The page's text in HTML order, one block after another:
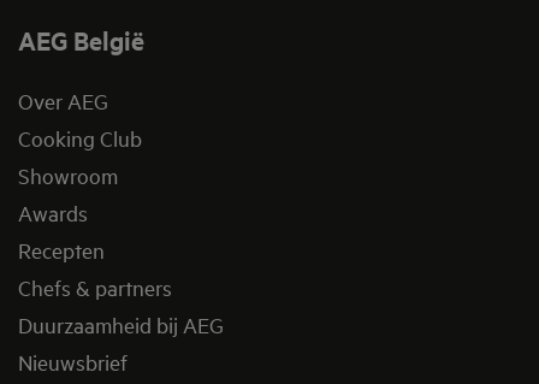
AEG België
Over AEG
Cooking Club
Showroom
Awards
Recepten
Chefs & partners
Duurzaamheid bij AEG
Nieuwsbrief